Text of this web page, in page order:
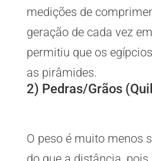
medições de
geração de cada vez
permitiu que os
as pirâmides.
2) Pedras/Grãos
O peso é muito menos